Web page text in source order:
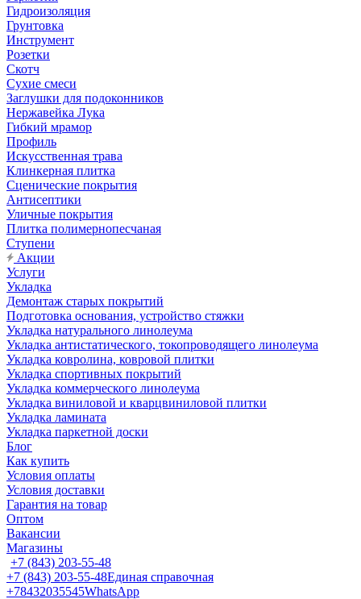
Гидроизоляция
Грунтовка
Инструмент
Розетки
Скотч
Сухие смеси
Заглушки для подоконников
Нержавейка Лука
Гибкий мрамор
Профиль
Искусственная трава
Клинкерная плитка
Сценические покрытия
Антисептики
Уличные покрытия
Плитка полимернопесчаная
Ступени
Акции
Услуги
Укладка
Демонтаж старых покрытий
Подготовка основания, устройство стяжки
Укладка натурального линолеума
Укладка антистатического, токопроводящего линолеума
Укладка ковролина, ковровой плитки
Укладка спортивных покрытий
Укладка коммерческого линолеума
Укладка виниловой и кварцвиниловой плитки
Укладка ламината
Укладка паркетной доски
Блог
Как купить
Условия оплаты
Условия доставки
Гарантия на товар
Оптом
Вакансии
Магазины
+7 (843) 203-55-48
+7 (843) 203-55-48Единая справочная
+78432035545WhatsApp